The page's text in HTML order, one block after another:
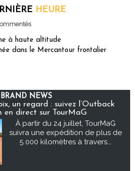
HEURE
à haute altitude
dans le Mercantour frontalier
BRAND NEWS
un regard : suivez l’Outback
en direct sur TourMaG
À partir du 24 juillet, TourMaG
suivra une expédition de plus de
5 000 kilomètres à travers...